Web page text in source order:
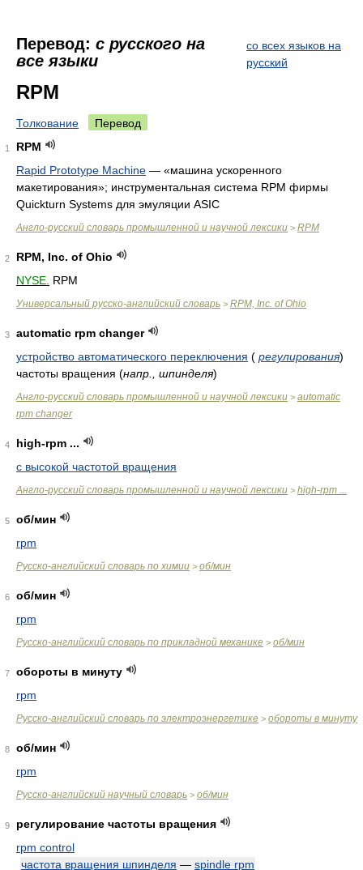
Перевод: с русского на
все языки
со всех языков на
русский
RPM
Толкование Перевод
1
RPM
Rapid Prototype Machine — «машина ускоренного
макетирования»; инструментальная система RPM фирмы
Quickturn Systems для эмуляции ASIC
Англо-русский словарь промышленной и научной лексики > RPM
2
RPM, Inc. of Ohio
NYSE. RPM
Универсальный русско-английский словарь > RPM, Inc. of Ohio
3
automatic rpm changer
устройство автоматического переключения ( регулирования)
частоты вращения (напр., шпинделя)
Англо-русский словарь промышленной и научной лексики > automatic
rpm changer
4
high-rpm ...
с высокой частотой вращения
Англо-русский словарь промышленной и научной лексики > high-rpm ...
5
об/мин
rpm
Русско-английский словарь по химии > об/мин
6
об/мин
rpm
Русско-английский словарь по прикладной механике > об/мин
7
обороты в минуту
rpm
Русско-английский словарь по электроэнергетике > обороты в минуту
8
об/мин
rpm
Русско-английский научный словарь > об/мин
9
регулирование частоты вращения
rpm control
частота вращения шпинделя — spindle rpm